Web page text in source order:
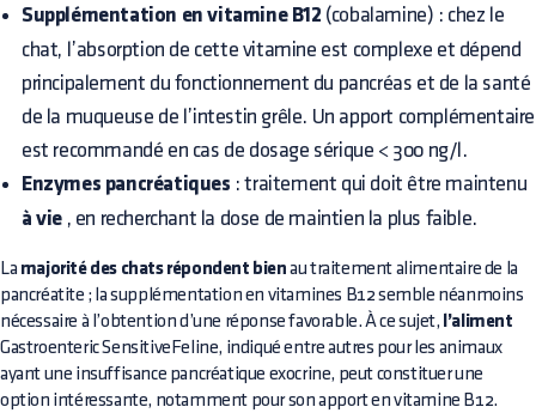
Supplémentation en vitamine B12 (cobalamine) : chez le
chat, l’absorption de cette vitamine est complexe et dépend
principalement du fonctionnement du pancréas et de la santé
de la muqueuse de l’intestin grêle. Un apport complémentaire
est recommandé en cas de dosage sérique < 300 ng/l.
Enzymes pancréatiques : traitement qui doit être maintenu
à vie , en recherchant la dose de maintien la plus faible.
La majorité des chats répondent bien au traitement alimentaire de la
pancréatite ; la supplémentation en vitamines B12 semble néanmoins
nécessaire à l’obtention d’une réponse favorable. À ce sujet, l’aliment
Gastroenteric SensitiveFeline, indiqué entre autres pour les animaux
ayant une insuffisance pancréatique exocrine, peut constituer une
option intéressante, notamment pour son apport en vitamine B12.